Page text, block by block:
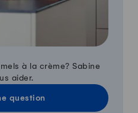
à la crème? Sabine
aider.
question